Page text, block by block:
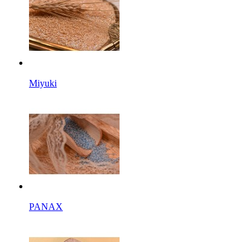
Miyuki
PANAX